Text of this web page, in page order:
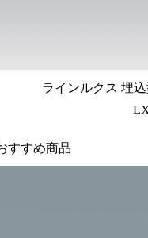
ラインルクス 埋
すすめ商品